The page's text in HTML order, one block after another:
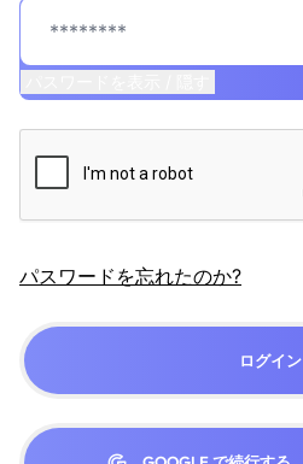
パスワードを忘れたのか?
ログイン